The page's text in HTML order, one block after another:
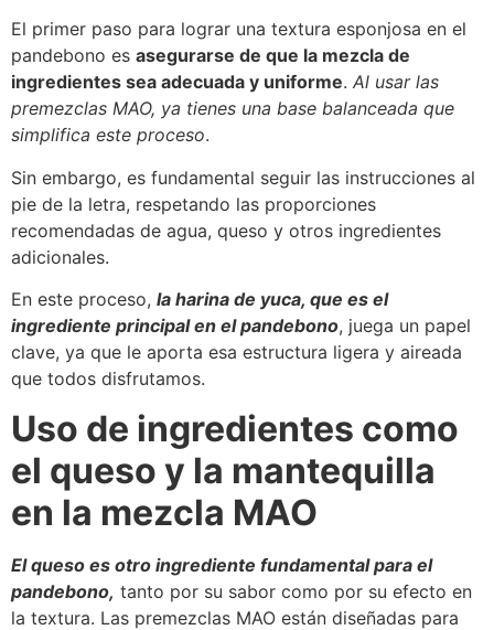
El primer paso para lograr una textura esponjosa en el
pandebono es asegurarse de que la mezcla de
ingredientes sea adecuada y uniforme. Al usar las
premezclas MAO, ya tienes una base balanceada que
simplifica este proceso.
Sin embargo, es fundamental seguir las instrucciones al
pie de la letra, respetando las proporciones
recomendadas de agua, queso y otros ingredientes
adicionales.
En este proceso, la harina de yuca, que es el
ingrediente principal en el pandebono, juega un papel
clave, ya que le aporta esa estructura ligera y aireada
que todos disfrutamos.
Uso de ingredientes como
el queso y la mantequilla
en la mezcla MAO
El queso es otro ingrediente fundamental para el
pandebono, tanto por su sabor como por su efecto en
la textura. Las premezclas MAO están diseñadas para